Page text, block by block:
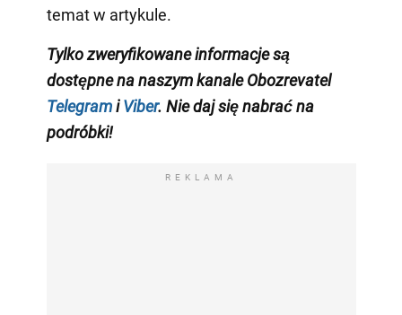
temat w artykule.
Tylko zweryfikowane informacje są
dostępne na naszym kanale Obozrevatel
TelegramiViber. Nie daj się nabrać na
podróbki!
REKLAMA